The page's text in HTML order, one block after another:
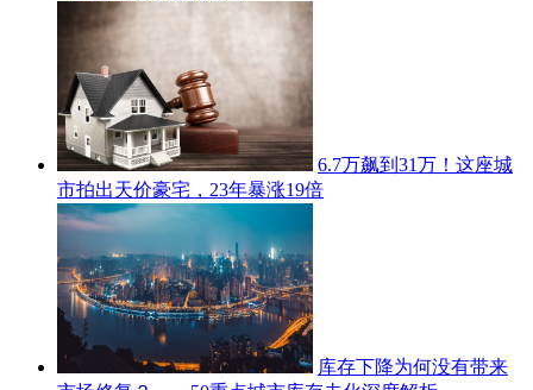
6.7万飙到31万！这座城
市拍出天价豪宅，23年暴涨19倍
库存下降为何没有带来